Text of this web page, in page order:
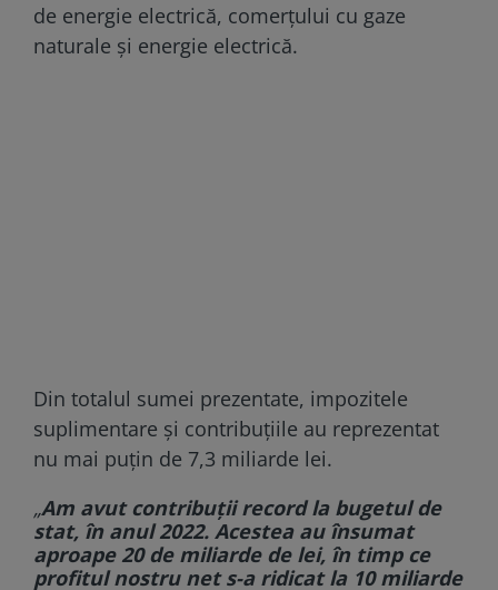
de energie electrică, comerţului cu gaze
naturale şi energie electrică.
Din totalul sumei prezentate, impozitele
suplimentare şi contribuţiile au reprezentat
nu mai puțin de 7,3 miliarde lei.
„Am avut contribuţii record la bugetul de
stat, în anul 2022. Acestea au însumat
aproape 20 de miliarde de lei, în timp ce
profitul nostru net s-a ridicat la 10 miliarde